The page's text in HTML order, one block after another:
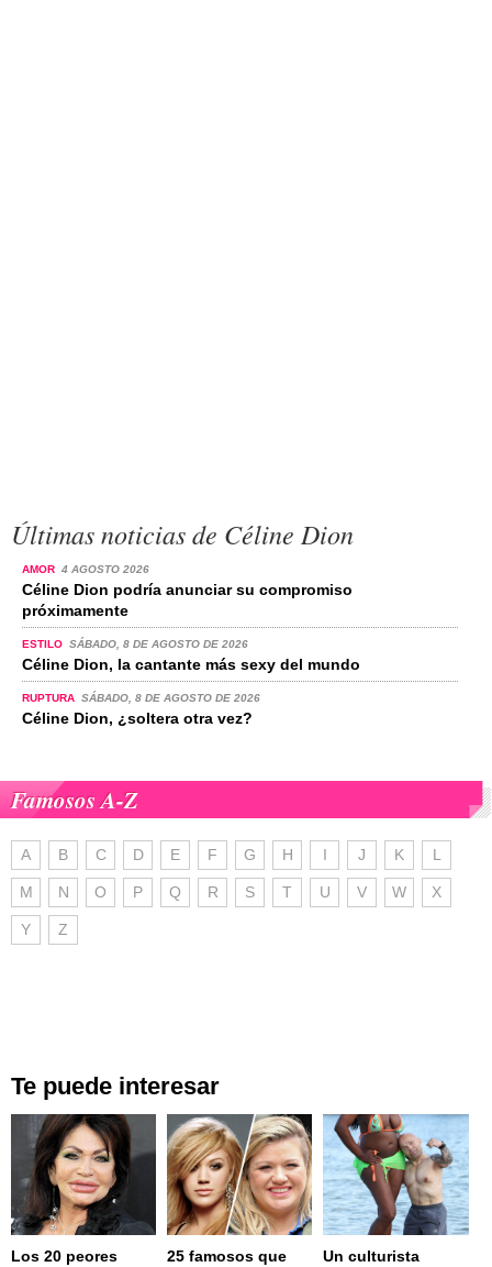
Últimas noticias de Céline Dion
AMOR 4 AGOSTO 2026
Céline Dion podría anunciar su compromiso
próximamente
ESTILO SÁBADO, 8 DE AGOSTO DE 2026
Céline Dion, la cantante más sexy del mundo
RUPTURA SÁBADO, 8 DE AGOSTO DE 2026
Céline Dion, ¿soltera otra vez?
Famosos A-Z
A B C D E F G H I J K L
M N O P Q R S T U V W X
Y Z
Te puede interesar
Los 20 peores
25 famosos que
Un culturista